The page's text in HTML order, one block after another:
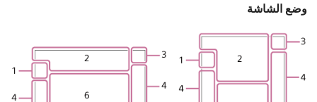
وضع الشاشة